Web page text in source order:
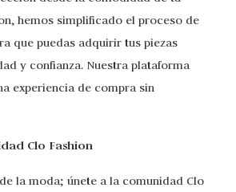
hemos simplificado el proceso de
que puedas adquirir tus piezas
y confianza. Nuestra plataforma
experiencia de compra sin
Clo Fashion
la moda; únete a la comunidad Clo